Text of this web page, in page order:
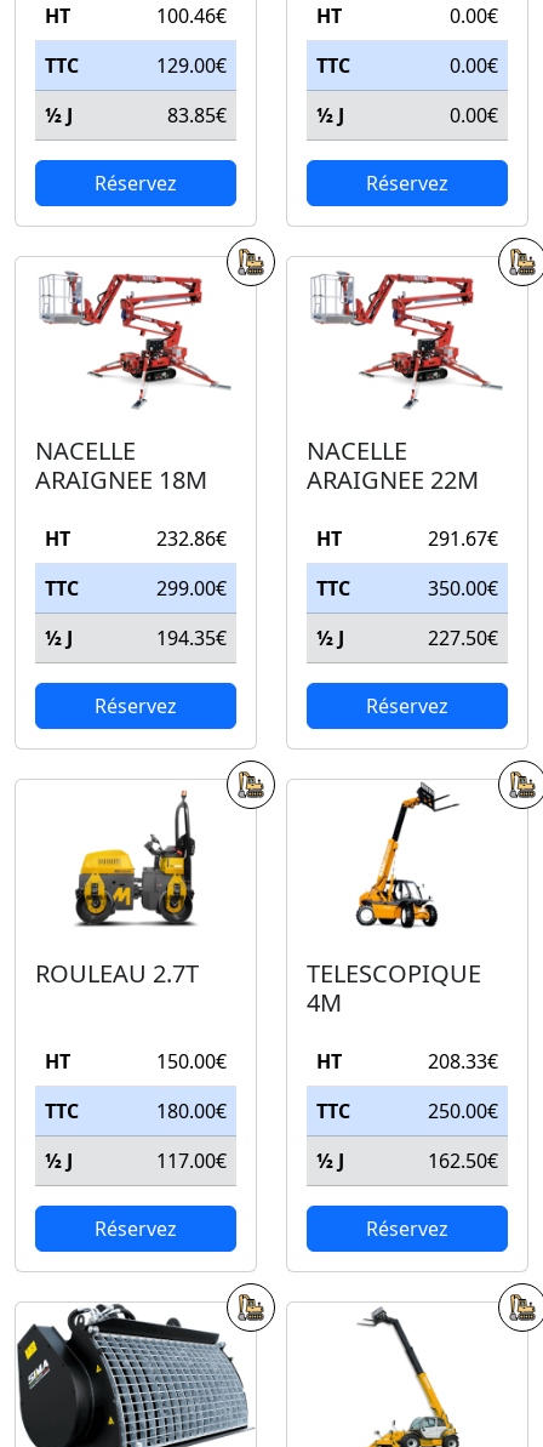
HT
100.46€
TTC
129.00€
½ J
83.85€
Réservez
HT
0.00€
TTC
0.00€
½ J
0.00€
Réservez
NACELLE
ARAIGNEE 18M
HT
232.86€
TTC
299.00€
½ J
194.35€
Réservez
NACELLE
ARAIGNEE 22M
HT
291.67€
TTC
350.00€
½ J
227.50€
Réservez
ROULEAU 2.7T
HT
150.00€
TTC
180.00€
½ J
117.00€
Réservez
TELESCOPIQUE
4M
HT
208.33€
TTC
250.00€
½ J
162.50€
Réservez